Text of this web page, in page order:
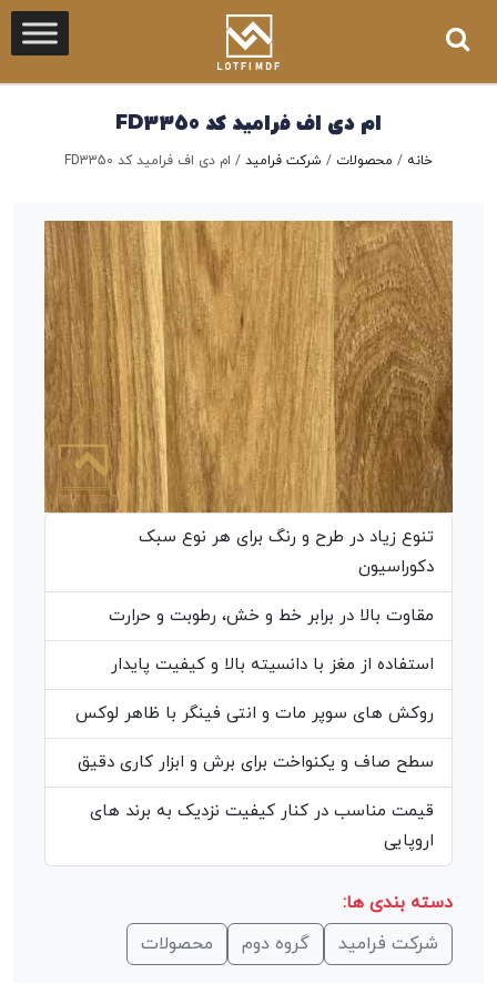
ام دی اف فرامید کد FD3350
خانه / محصولات / شرکت فرامید / ام دی اف فرامید کد FD3350
تنوع زیاد در طرح و رنگ برای هر نوع سبک
دکوراسیون
مقاوت بالا در برابر خط و خش، رطوبت و حرارت
استفاده از مغز با دانسیته بالا و کیفیت پایدار
روکش های سوپر مات و انتی فینگر با ظاهر لوکس
سطح صاف و یکنواخت برای برش و ابزار کاری دقیق
قیمت مناسب در کنار کیفیت نزدیک به برند های
اروپایی
دسته بندی ها:
شرکت فرامید
گروه دوم محصولات